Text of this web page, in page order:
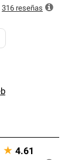
316 reseñas
★ 4.61